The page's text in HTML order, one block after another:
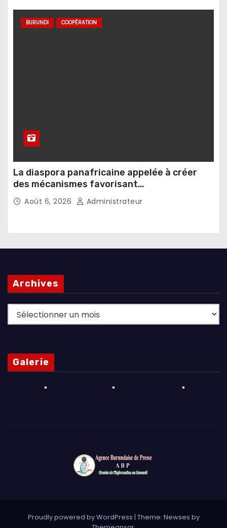
BURUNDI COOPÉRATION
La diaspora panafricaine appelée à créer
des mécanismes favorisant
l’investissement dans les pays d’origine
Août 6, 2026 Administrateur
Archives
Archives
Galerie
Proudly powered by WordPress | Theme: Newses by